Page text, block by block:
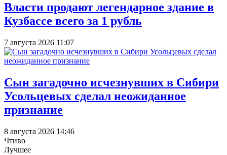
Власти продают легендарное здание в
Кузбассе всего за 1 рубль
7 августа 2026 11:07
Сын загадочно исчезнувших в Сибири
Усольцевых сделал неожиданное
признание
8 августа 2026 14:46
Чтиво
Лучшее